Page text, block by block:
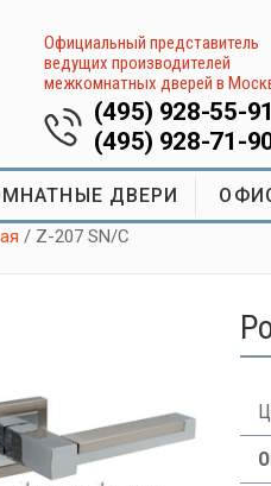
Официальный представитель
ведущих производителей
межкомнатных дверей в
(495) 928-55-91
(495) 928-71-
ДВЕРИ
/ Z-207 SN/C